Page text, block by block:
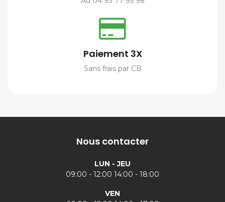
Paiement 3X
Sans frais par CB
Nous contacter
LUN - JEU
09:00 - 12:00 14:00 - 18:00
VEN